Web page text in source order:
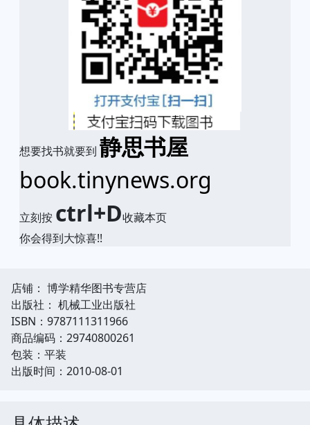
想要找书就要到 静思书屋
book.tinynews.org
立刻按 ctrl+D收藏本页
你会得到大惊喜!!
店铺： 博学精华图书专营店
出版社： 机械工业出版社
ISBN：9787111311966
商品编码：29740800261
包装：平装
出版时间：2010-08-01